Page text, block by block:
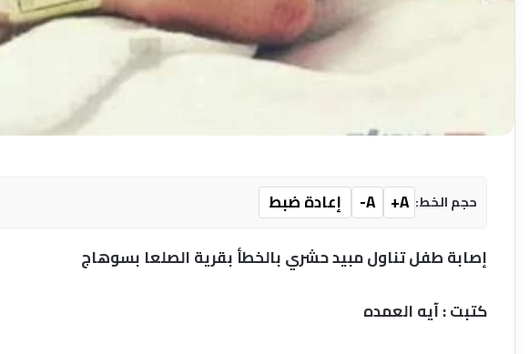
حجم الخط: A+
A-
إعادة ضبط
إصابة طفل تناول مبيد حشري بالخطأ بقرية الصلعا بسوهاج
كتبت : آيه العمده